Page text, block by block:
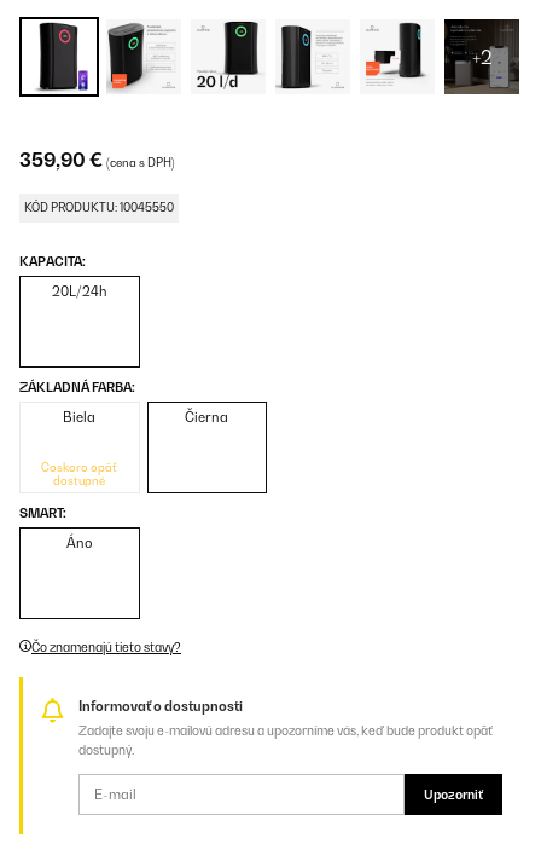
+2
359,90 € (cena s DPH)
KÓD PRODUKTU: 10045550
KAPACITA:
20L/24h
ZÁKLADNÁ FARBA:
Biela
Čoskoro opäť
dostupné
Čierna
SMART:
Áno
Čo znamenajú tieto stavy?
Informovať o dostupnosti
Zadajte svoju e-mailovú adresu a upozorníme vás, keď bude produkt opäť
dostupný.
Upozorniť